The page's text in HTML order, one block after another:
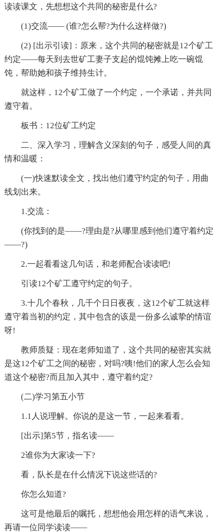
读读课文，先想想这个共同的秘密是什么?
(1)交流—— (谁?怎么帮?为什么这样做?)
(2) [出示引读]：原来，这个共同的秘密就是12个矿工
约定——每天到去世矿工妻子支起的馄饨摊上吃一碗馄
饨，帮助她和孩子维持生计。
就这样，12个矿工做了一个约定，一个承诺，并共同
遵守着。
板书：12位矿工约定
二、深入学习，理解含义深刻的句子，感受人间的真
情和温暖：
(一)快速默读全文，找出他们遵守约定的句子，用曲
线划出来。
1.交流：
(你找到的是——?理由是?从哪里感到他们遵守着约定
——?)
2.一起看看这几句话，和老师配合读读吧!
引读12个矿工遵守约定的句子。
3.十几个春秋，几千个日日夜夜，这12个矿工就这样
遵守着当初的约定，其中包含的该是一份多么诚挚的情谊
呀!
教师质疑：现在老师知道了，这个共同的秘密其实就
是这12个矿工之间的秘密，对吗?咦!他们的家人怎么会知
道这个秘密?而且加入其中，遵守着约定?
(二)学习第五小节
1.1人说理解。你说的是这一节，一起来看看。
[出示]第5节，指名读——
2谁你为大家读一下?
看，队长是在什么情况下说这些话的?
你怎么知道?
这可是他最后的嘱托，想想他会用怎样的语气来说，
再请一位同学读读——